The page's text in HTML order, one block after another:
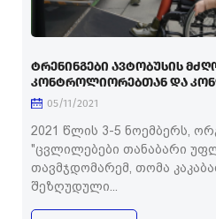
ᲢᲠᲔᲜᲘᲜᲒᲔᲑᲘ ᲐᲕᲢᲝᲑᲣᲡᲘᲡ
ᲙᲝᲜᲢᲠᲝᲚᲘᲝᲠᲔᲑᲗᲐᲜ ᲓᲐ
05/11/2021
2021 წლის 3-5 ნოემბერს,
"ცვლილებები თანაბარი
თავმჯდომარემ, თომა
შეზღუდული...